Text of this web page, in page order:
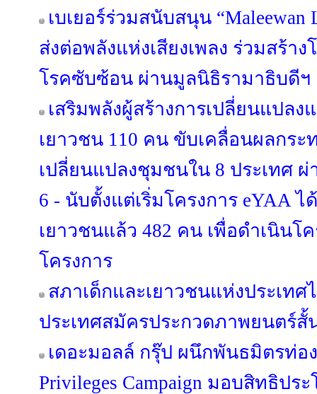
เบเยอร์ร่วมสนับสนุน “Maleewan
ส่งต่อพลังแห่งเสียงเพลง ร่วมสร้า
โรคซับซ้อน ผ่านมูลนิธิรามาธิบดีฯ
เสริมพลังผู้สร้างการเปลี่ยนแปล
เยาวชน 110 คน ขับเคลื่อนผลกร
เปลี่ยนแปลงชุมชนใน 8 ประเทศ ผ่
6 - นับตั้งแต่เริ่มโครงการ eYAA
เยาวชนแล้ว 482 คน เพื่อดำเนินโ
โครงการ
สภาเด็กและเยาวชนแห่งประเท
ประเทศสมัครประกวดภาพยนตร์สั้
เดอะมอลล์ กรุ๊ป ผนึกพันธมิตรท่อ
Privileges Campaign มอบสิทธิปร